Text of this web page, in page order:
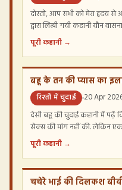
दोस्तो, आप सभी को मेरा हृदय
द्वारा लिखी गयी कहानी यौन
पूरी कहानी →
बहू के तन की प्यास का
रिश्तों में चुदाई 20 Apr
देसी बहू की चुदाई कहानी में पढ़ें
सेक्स की मांग नहीं की. लेकिन
पूरी कहानी →
चचेरे भाई की दिलकश